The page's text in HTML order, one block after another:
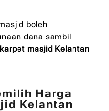
boleh
dana sambil
masjid Kelantan
Harga
Kelantan